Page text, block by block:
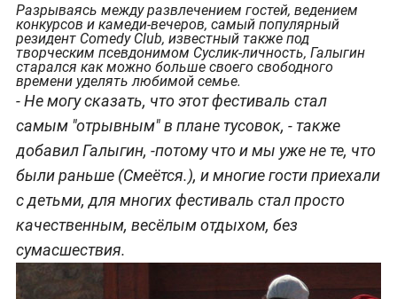
Разрываясь между развлечением гостей, ведением
конкурсов и камеди-вечеров, самый популярный
резидент Comedy Club, известный также под
творческим псевдонимом Суслик-личность, Галыгин
старался как можно больше своего свободного
времени уделять любимой семье.
- Не могу сказать, что этот фестиваль стал
самым "отрывным" в плане тусовок, - также
добавил Галыгин, -потому что и мы уже не те, что
были раньше (Смеётся.), и многие гости приехали
с детьми, для многих фестиваль стал просто
качественным, весёлым отдыхом, без
сумасшествия.